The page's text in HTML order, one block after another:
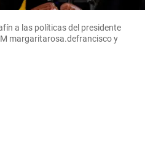
a las políticas del presidente
margaritarosa.defrancisco y